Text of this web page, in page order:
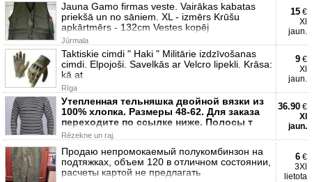
Jauna Gamo firmas veste. Vairākas kabatas
priekšā un no sāniem. XL - izmērs Krūšu
apkārtmērs - 132cm Vestes kopēj
Jūrmala
15 €
Xl
jaun.
Taktiskie cimdi " Haki " Militārie izdzīvošanas
cimdi. Elpojoši. Savelkās ar Velcro lipekli. Krāsa:
kā at
Rīga
9 €
Xl
jaun.
Утепленная тельняшка двойной вязки из
100% хлопка. Размеры 48-62. Для заказа
переходите по ссылке ниже. Полосы т
Rēzekne un raj.
36.90 €
Xl
jaun.
Продаю непромокаемый полукомбинзон на
подтяжках, объем 120 в отличном состоянии,
расчеты картой не предлагать
6 €
3Xl
lietota